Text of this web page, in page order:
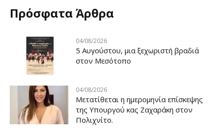
Πρόσφατα Άρθρα
04/08/2026
5 Αυγούστου, μια ξεχωριστή βραδιά
στον Μεσότοπο
04/08/2026
Μετατίθεται η ημερομηνία επίσκεψης
της Υπουργού κας Ζαχαράκη στον
Πολιχνίτο.